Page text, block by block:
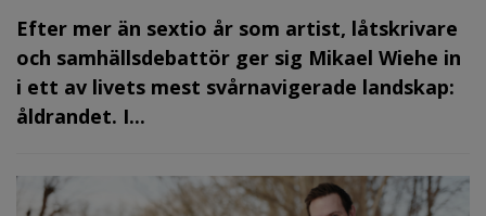
Efter mer än sextio år som artist, låtskrivare
och samhällsdebattör ger sig Mikael Wiehe in
i ett av livets mest svårnavigerade landskap:
åldrandet. I...